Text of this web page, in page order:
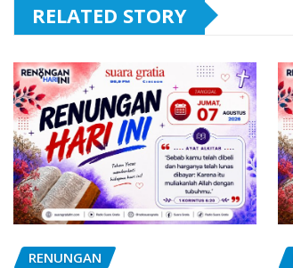
RELATED STORY
RENUNGAN